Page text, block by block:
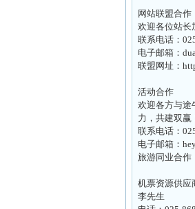
网站联盟合作
欢迎各位站长
联系电话：
电子邮箱：
联盟网址：
活动合作
欢迎各方与途
力，共建双赢
联系电话：
电子邮箱：
旅游同业合作
机票资源供应
李先生